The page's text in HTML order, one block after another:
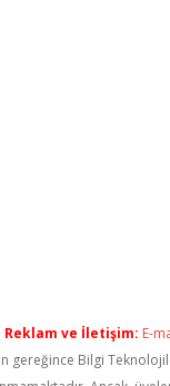
Reklam ve İletişim: E-
gereğince Bilgi